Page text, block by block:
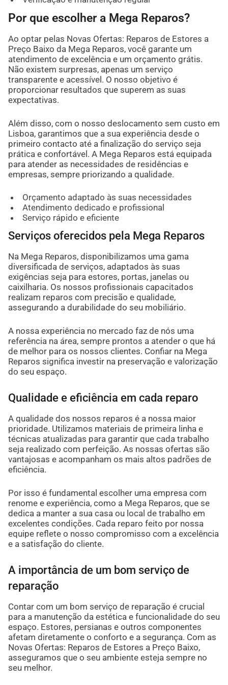
Por que escolher a Mega Reparos?
Ao optar pelas Novas Ofertas: Reparos de Estores a
Preço Baixo da Mega Reparos, você garante um
atendimento de excelência e um orçamento grátis.
Não existem surpresas, apenas um serviço
transparente e acessível. O nosso objetivo é
proporcionar resultados que superem as suas
expectativas.
Além disso, com o nosso deslocamento sem custo em
Lisboa, garantimos que a sua experiência desde o
primeiro contacto até a finalização do serviço seja
prática e confortável. A Mega Reparos está equipada
para atender as necessidades de residências e
empresas, sempre priorizando a qualidade.
Orçamento adaptado às suas necessidades
Atendimento dedicado e profissional
Serviço rápido e eficiente
Serviços oferecidos pela Mega Reparos
Na Mega Reparos, disponibilizamos uma gama
diversificada de serviços, adaptados às suas
exigências seja para estores, portas, janelas ou
caixilharia. Os nossos profissionais capacitados
realizam reparos com precisão e qualidade,
assegurando a durabilidade do seu mobiliário.
A nossa experiência no mercado faz de nós uma
referência na área, sempre prontos a atender o que há
de melhor para os nossos clientes. Confiar na Mega
Reparos significa investir na preservação e valorização
do seu espaço.
Qualidade e eficiência em cada reparo
A qualidade dos nossos reparos é a nossa maior
prioridade. Utilizamos materiais de primeira linha e
técnicas atualizadas para garantir que cada trabalho
seja realizado com perfeição. As nossas ofertas são
vantajosas e acompanham os mais altos padrões de
eficiência.
Por isso é fundamental escolher uma empresa com
renome e experiência, como a Mega Reparos, que se
dedica a manter a sua casa ou local de trabalho em
excelentes condições. Cada reparo feito por nossa
equipe reflete o nosso compromisso com a excelência
e a satisfação do cliente.
A importância de um bom serviço de
reparação
Contar com um bom serviço de reparação é crucial
para a manutenção da estética e funcionalidade do seu
espaço. Estores, persianas e outros componentes
afetam diretamente o conforto e a segurança. Com as
Novas Ofertas: Reparos de Estores a Preço Baixo,
asseguramos que o seu ambiente esteja sempre no
seu melhor.